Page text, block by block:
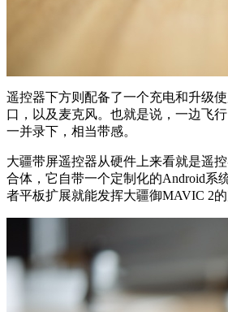
遥控器下方则配备了一个充电和升级
口，以及麦克风。也就是说，一边飞
一并录下，相当带感。
大疆带屏遥控器从硬件上来看就是遥
合体，它自带一个定制化的Android系
者平板扩展就能发挥大疆御MAVIC 2的